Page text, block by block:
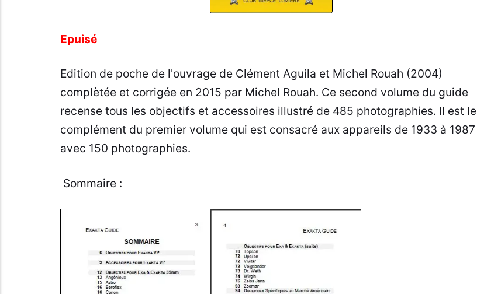
Epuisé
Edition de poche de l'ouvrage de Clément Aguila et Michel Rouah (2004)
complètée et corrigée en 2015 par Michel Rouah. Ce second volume du guide
recense tous les objectifs et accessoires illustré de 485 photographies. Il est le
complément du premier volume qui est consacré aux appareils de 1933 à 1987
avec 150 photographies.
Sommaire :